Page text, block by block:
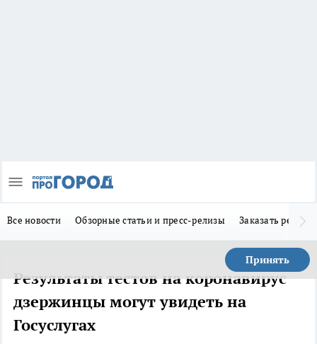
Все новости Обзорные статьи и пресс-релизы Заказать
Принять
Результаты тестов на коронавирус
дзержинцы могут увидеть на
Госуслугах